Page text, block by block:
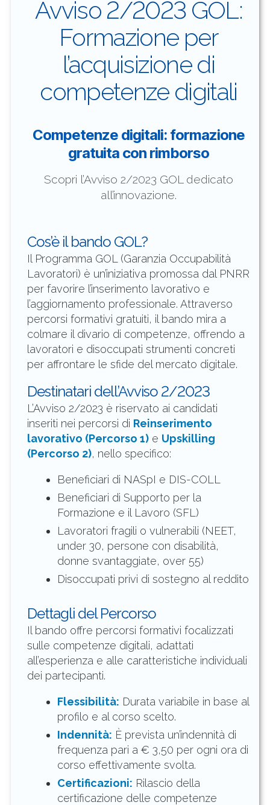
Avviso 2/2023 GOL:
Formazione per
l’acquisizione di
competenze digitali
Competenze digitali: formazione
gratuita con rimborso
Scopri l’Avviso 2/2023 GOL dedicato
all’innovazione.
Cos’è il bando GOL?
Il Programma GOL (Garanzia Occupabilità
Lavoratori) è un’iniziativa promossa dal PNRR
per favorire l’inserimento lavorativo e
l’aggiornamento professionale. Attraverso
percorsi formativi gratuiti, il bando mira a
colmare il divario di competenze, offrendo a
lavoratori e disoccupati strumenti concreti
per affrontare le sfide del mercato digitale.
Destinatari dell’Avviso 2/2023
L’Avviso 2/2023 è riservato ai candidati
inseriti nei percorsi di Reinserimento
lavorativo (Percorso 1) e Upskilling
(Percorso 2), nello specifico:
Beneficiari di NASpI e DIS-COLL
Beneficiari di Supporto per la
Formazione e il Lavoro (SFL)
Lavoratori fragili o vulnerabili (NEET,
under 30, persone con disabilità,
donne svantaggiate, over 55)
Disoccupati privi di sostegno al reddito
Dettagli del Percorso
Il bando offre percorsi formativi focalizzati
sulle competenze digitali, adattati
all’esperienza e alle caratteristiche individuali
dei partecipanti.
Flessibilità: Durata variabile in base al
profilo e al corso scelto.
Indennità: È prevista un’indennità di
frequenza pari a € 3,50 per ogni ora di
corso effettivamente svolta.
Certificazioni: Rilascio della
certificazione delle competenze